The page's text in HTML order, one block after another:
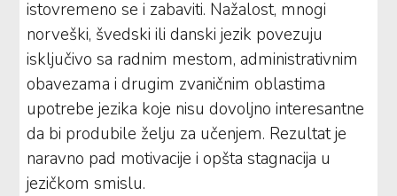
istovremeno se i zabaviti. Nažalost, mnogi
norveški, švedski ili danski jezik povezuju
isključivo sa radnim mestom, administrativnim
obavezama i drugim zvaničnim oblastima
upotrebe jezika koje nisu dovoljno interesantne
da bi produbile želju za učenjem. Rezultat je
naravno pad motivacije i opšta stagnacija u
jezičkom smislu.